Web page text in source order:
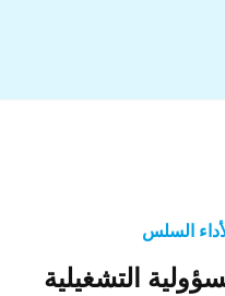
السلس
التشغيلية